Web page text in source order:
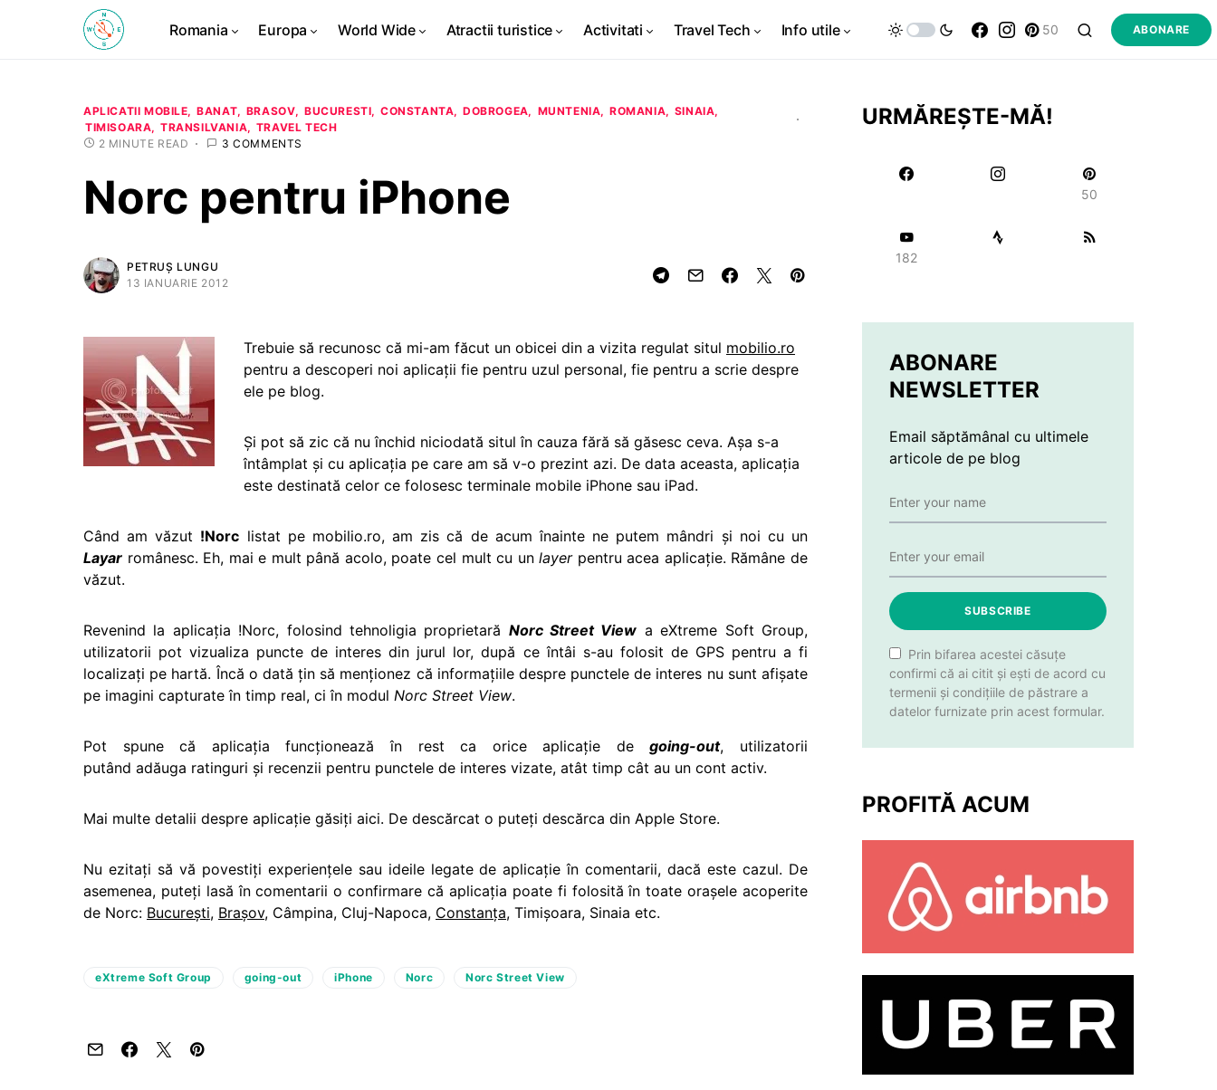
Romania Europa World Wide Atractii turistice Activitati Travel Tech Info utile 50 ABONARE
APLICATII MOBILE BANAT BRASOV BUCURESTI CONSTANTA DOBROGEA MUNTENIA ROMANIA
SINAIA
TIMISOARA
TRANSILVANIA
TRAVEL TECH
2 MINUTE READ
3 COMMENTS
Norc pentru iPhone
PETRUȘ LUNGU
13 IANUARIE 2012
Trebuie să recunosc că mi-am făcut un obicei din a vizita regulat situl mobilio.ro
pentru a descoperi noi aplicaţii fie pentru uzul personal, fie pentru a scrie despre
ele pe blog.
Și pot să zic că nu închid niciodată situl în cauza fără să găsesc ceva. Aşa s-a
întâmplat şi cu aplicaţia pe care am să v-o prezint azi. De data aceasta, aplicaţia
este destinată celor ce folosesc terminale mobile iPhone sau iPad.
Când am văzut !Norc listat pe mobilio.ro, am zis că de acum înainte ne putem mândri şi noi cu un
Layar românesc. Eh, mai e mult până acolo, poate cel mult cu unlayerpentru acea aplicaţie. Rămâne de
văzut.
Revenind la aplicaţia !Norc, folosind tehnoligia proprietară Norc Street View a eXtreme Soft Group,
utilizatorii pot vizualiza puncte de interes din jurul lor, după ce întâi s-au folosit de GPS pentru a fi
localizaţi pe hartă. Încă o dată ţin să menţionez că informaţiile despre punctele de interes nu sunt afişate
pe imagini capturate în timp real, ci în modul Norc Street View.
Pot spune că aplicaţia funcţionează în rest ca orice aplicaţie degoing-out, utilizatorii
putând adăuga ratinguri şi recenzii pentru punctele de interes vizate, atât timp cât au un cont activ.
Mai multe detalii despre aplicaţie găsiţi aici. De descărcat o puteți descărca din Apple Store.
Nu ezitaţi să vă povestiţi experienţele sau ideile legate de aplicaţie în comentarii, dacă este cazul. De
asemenea, puteţi lasă în comentarii o confirmare că aplicaţia poate fi folosită în toate oraşele acoperite
de Norc: București, Brașov, Câmpina, Cluj-Napoca, Constanța, Timișoara, Sinaia etc.
eXtreme Soft Group going-out iPhone Norc Norc Street View
URMĂREȘTE-MĂ!
50
182
ABONARE
NEWSLETTER
Email săptămânal cu ultimele
articole de pe blog
SUBSCRIBE
Prin bifarea acestei căsuțe
confirmi că ai citit și ești de acord cu
termenii și condițiile de păstrare a
datelor furnizate prin acest formular.
PROFITĂ ACUM